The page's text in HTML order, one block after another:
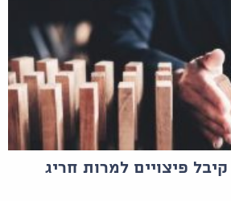
פיצויים למרות חריג